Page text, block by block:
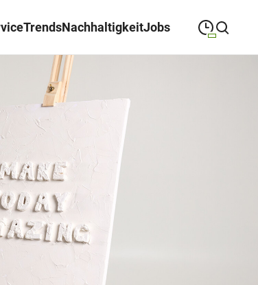
TrendsNachhaltigkeitJobs
Suche schließen
Dienstag
DIENSTAG
Mittwoch
MITTWOCH
Donnerstag
DONNERSTAG
Freitag
FREITAG
Samstag
SAMSTAG